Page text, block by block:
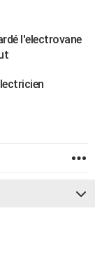
l'electrovane